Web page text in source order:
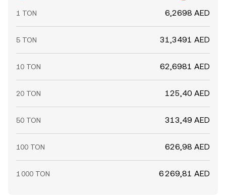
1 TON 6,2698 AED
5 TON 31,3491 AED
10 TON 62,6981 AED
20 TON 125,40 AED
50 TON 313,49 AED
100 TON 626,98 AED
1 000 TON 6 269,81 AED